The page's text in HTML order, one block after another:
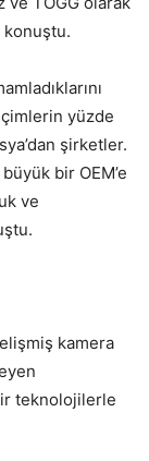
konuştu.
yüzde
şirketler.
bir OEM’e
ve
kamera
teknolojilerle